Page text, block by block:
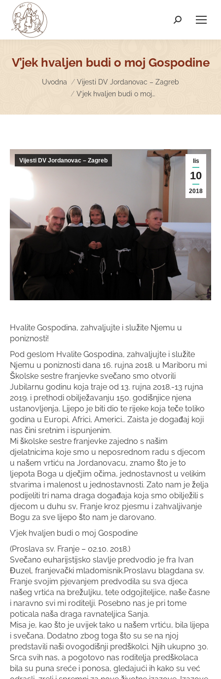
Search:
V’jek hvaljen budi o moj Gospodine
Uvodna
Vijesti DV Jordanovac – Zagreb
V’jek hvaljen budi o moj…
lis
10
2018
Vijesti DV Jordanovac – Zagreb
Hvalite Gospodina, zahvaljujte i služite Njemu u
poniznosti!
Pod geslom Hvalite Gospodina, zahvaljujte i služite
Njemu u poniznosti dana 16. rujna 2018. u Mariboru mi
Školske sestre franjevke svečano smo otvorili
Jubilarnu godinu koja traje od 13. rujna 2018.-13 rujna
2019. i prethodi obilježavanju 150. godišnjice njena
ustanovljenja. Lijepo je biti dio te rijeke koja teče toliko
godina u Europi, Africi, Americi… Zaista je događaj koji
nas čini sretnim i ispunjenim.
Mi školske sestre franjevke zajedno s našim
djelatnicima koje smo u neposrednom radu s djecom
u našem vrtiću na Jordanovacu, znamo što je to
ljepota Boga u dječjim očima, jednostavnost u velikim
stvarima i malenost u jednostavnosti. Zato nam je želja
podijeliti tri nama draga događaja koja smo obilježili s
djecom u duhu sv, Franje kroz pjesmu i zahvaljivanje
Bogu za sve lijepo što nam je darovano.
V’jek hvaljen budi o moj Gospodine
(Proslava sv. Franje – 02.10. 2018.)
Svečano euharijstijsko slavlje predvodio je fra Ivan
Đuzel, franjevački mladomisnik.Proslavu blagdana sv.
Franje svojim pjevanjem predvodila su sva djeca
našeg vrtića na brežuljku, tete odgojiteljice, naše časne
i naravno svi mi roditelji. Posebno nas je pri tome
poticala naša draga ravnateljica Sanja.
Misa je, kao što je uvijek tako u našem vrtiću, bila lijepa
i svečana. Dodatno zbog toga što su se na njoj
predstavili naši ovogodišnji predškolci. Njih ukupno 30.
Srca svih nas, a pogotovo nas roditelja predškolaca
bila su puna sreće i ponosa, gledajući ih kako su već